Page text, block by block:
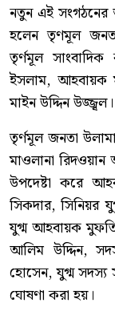
নতুন এই সংগঠনের
হলেন তৃণমূল জনতা
তৃর্ণমূল
ইসলাম, আহবায়ক
মাইন উদ্দিন উজ্জ্বল।
তৃর্ণমূল জনতা
মাওলানা
উপদেষ্টা করে
সিকদার,
যুগ্ম আহবায়ক
আলিম উদ্দিন,
হোসেন, যুগ্ম সদস্য
ঘোষণা করা হয়।